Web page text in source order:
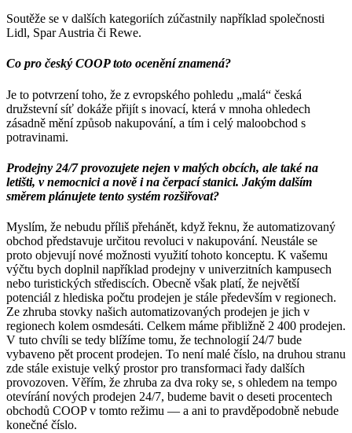
Soutěže se v dalších kategoriích zúčastnily například společnosti
Lidl, Spar Austria či Rewe.
Co pro český COOP toto ocenění znamená?
Je to potvrzení toho, že z evropského pohledu „malá“ česká
družstevní síť dokáže přijít s inovací, která v mnoha ohledech
zásadně mění způsob nakupování, a tím i celý maloobchod s
potravinami.
Prodejny 24/7 provozujete nejen v malých obcích, ale také na
letišti, v nemocnici a nově i na čerpací stanici. Jakým dalším
směrem plánujete tento systém rozšiřovat?
Myslím, že nebudu příliš přehánět, když řeknu, že automatizovaný
obchod představuje určitou revoluci v nakupování. Neustále se
proto objevují nové možnosti využití tohoto konceptu. K vašemu
výčtu bych doplnil například prodejny v univerzitních kampusech
nebo turistických střediscích. Obecně však platí, že největší
potenciál z hlediska počtu prodejen je stále především v regionech.
Ze zhruba stovky našich automatizovaných prodejen je jich v
regionech kolem osmdesáti. Celkem máme přibližně 2 400 prodejen.
V tuto chvíli se tedy blížíme tomu, že technologií 24/7 bude
vybaveno pět procent prodejen. To není malé číslo, na druhou stranu
zde stále existuje velký prostor pro transformaci řady dalších
provozoven. Věřím, že zhruba za dva roky se, s ohledem na tempo
otevírání nových prodejen 24/7, budeme bavit o deseti procentech
obchodů COOP v tomto režimu — a ani to pravděpodobně nebude
konečné číslo.